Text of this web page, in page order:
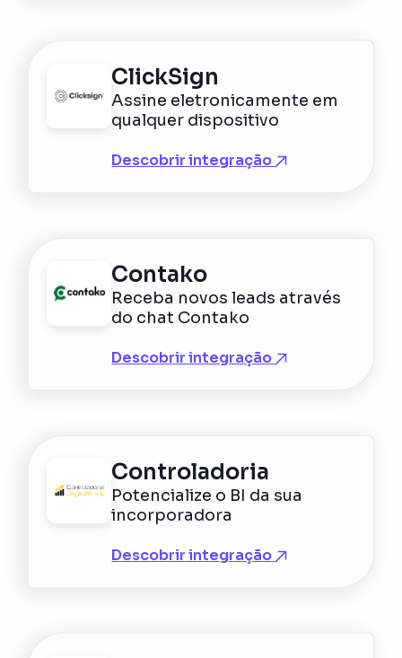
ClickSign
Assine eletronicamente em
qualquer dispositivo
Descobrir integração
Contako
Receba novos leads através
do chat Contako
Descobrir integração
Controladoria
Potencialize o BI da sua
incorporadora
Descobrir integração